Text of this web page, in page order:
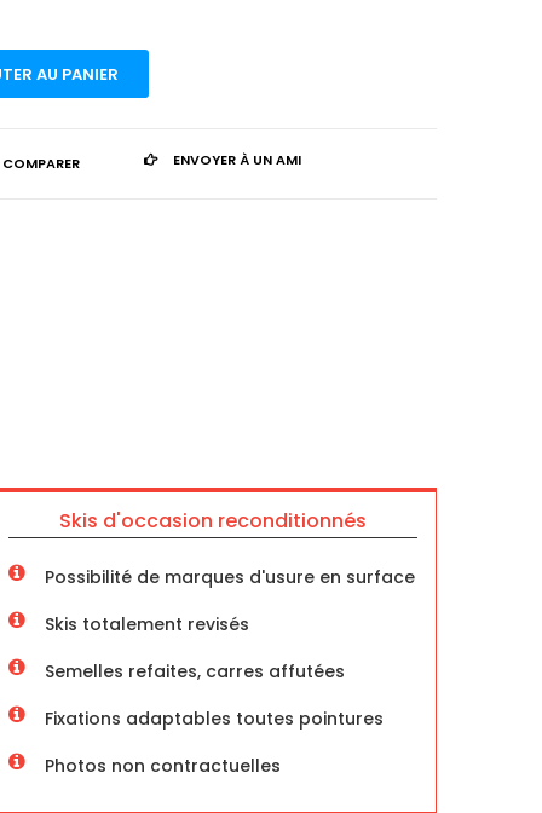
AU PANIER
ENVOYER À UN AMI
Skis d'occasion reconditionnés
Possibilité de marques d'usure en surface
Skis totalement revisés
Semelles refaites, carres affutées
Fixations adaptables toutes pointures
Photos non contractuelles